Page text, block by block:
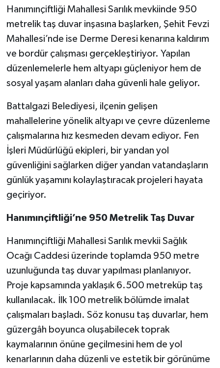
Hanımınçiftliği Mahallesi Sarılık mevkiinde 950
metrelik taş duvar inşasına başlarken, Şehit Fevzi
Mahallesi’nde ise Derme Deresi kenarına kaldırım
ve bordür çalışması gerçekleştiriyor. Yapılan
düzenlemelerle hem altyapı güçleniyor hem de
sosyal yaşam alanları daha güvenli hale geliyor.
Battalgazi Belediyesi, ilçenin gelişen
mahallelerine yönelik altyapı ve çevre düzenleme
çalışmalarına hız kesmeden devam ediyor. Fen
İşleri Müdürlüğü ekipleri, bir yandan yol
güvenliğini sağlarken diğer yandan vatandaşların
günlük yaşamını kolaylaştıracak projeleri hayata
geçiriyor.
Hanımınçiftliği’ne 950 Metrelik Taş Duvar
Hanımınçiftliği Mahallesi Sarılık mevkii Sağlık
Ocağı Caddesi üzerinde toplamda 950 metre
uzunluğunda taş duvar yapılması planlanıyor.
Proje kapsamında yaklaşık 6.500 metreküp taş
kullanılacak. İlk 100 metrelik bölümde imalat
çalışmaları başladı. Söz konusu taş duvarlar, hem
güzergâh boyunca oluşabilecek toprak
kaymalarının önüne geçilmesini hem de yol
kenarlarının daha düzenli ve estetik bir görünüme